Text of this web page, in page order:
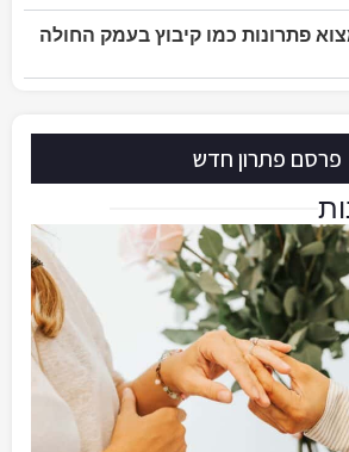
פתרונות כמו קיבוץ בעמק החולה
פרסם פתרון חדש